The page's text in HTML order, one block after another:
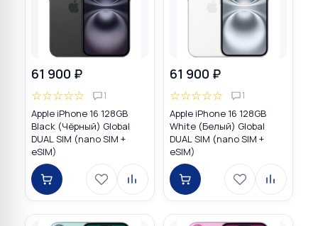
61 900 ₽
☆☆☆☆☆ 1
Apple iPhone 16 128GB
Black (Чёрный) Global
DUAL SIM (nano SIM +
eSIM)
61 900 ₽
☆☆☆☆☆ 1
Apple iPhone 16 128GB
White (Белый) Global
DUAL SIM (nano SIM +
eSIM)